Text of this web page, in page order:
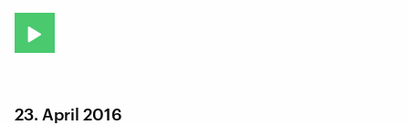
23. April 2016